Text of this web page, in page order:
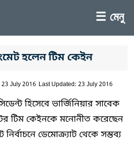
☰ মেনু
হলেন টিম কেইন
July 2016 Last Updated: 23 July 2016
হিসেবে ভার্জিনিয়ার সাবেক
টিম কেইনকে মনোনীত করেছেন
নির্বাচনে ডেমোক্র্যাট থেকে সম্ভব্য